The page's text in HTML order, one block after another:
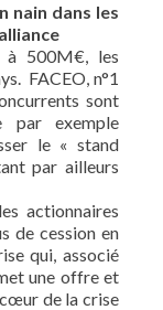
nain dans les
500M€, les
FACEO, n°1
sont
par exemple
le « stand
par ailleurs
actionnaires
de cession en
qui, associé
une offre et
de la crise